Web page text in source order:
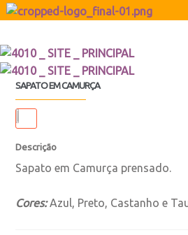
Ir para a navegação
Saltar para o conteúdo
Produtos
Botas
SAPATO EM CAMURÇA
Descrição
Sapato em Camurça prensado.
Cores:Azul, Preto, Castanho e